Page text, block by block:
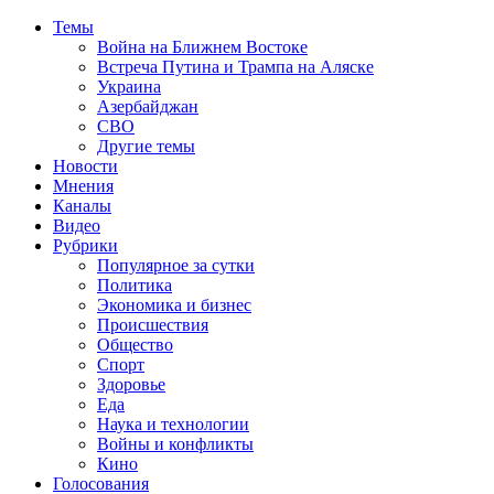
Темы
Война на Ближнем Востоке
Встреча Путина и Трампа на Аляске
Украина
Азербайджан
СВО
Другие темы
Новости
Мнения
Каналы
Видео
Рубрики
Популярное за сутки
Политика
Экономика и бизнес
Происшествия
Общество
Спорт
Здоровье
Еда
Наука и технологии
Войны и конфликты
Кино
Голосования